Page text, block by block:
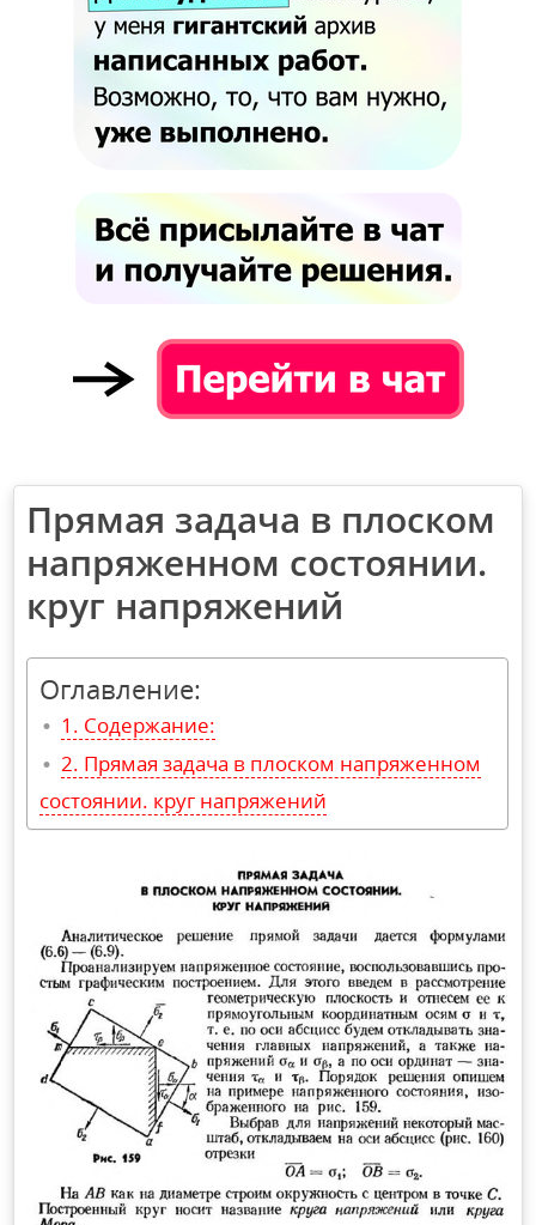
Прямая задача в плоском
напряженном состоянии.
круг напряжений
Оглавление:
Содержание:
Прямая задача в плоском напряженном
состоянии. круг напряжений